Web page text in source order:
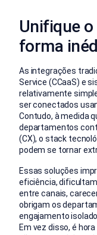
Unifique o
forma
As integrações
Service (CCaaS) e
relativamente
ser conectados
Contudo, à medida
departamentos
(CX), o stack
podem se tornar
Essas soluções
eficiência,
entre canais,
obrigam os
engajamento
Em vez disso, é